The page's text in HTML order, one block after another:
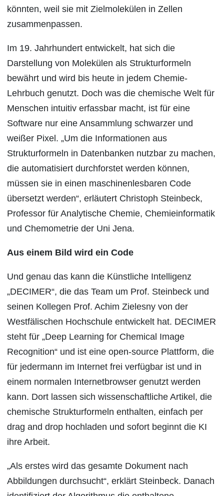
könnten, weil sie mit Zielmolekülen in Zellen
zusammenpassen.
Im 19. Jahrhundert entwickelt, hat sich die
Darstellung von Molekülen als Strukturformeln
bewährt und wird bis heute in jedem Chemie-
Lehrbuch genutzt. Doch was die chemische Welt für
Menschen intuitiv erfassbar macht, ist für eine
Software nur eine Ansammlung schwarzer und
weißer Pixel. „Um die Informationen aus
Strukturformeln in Datenbanken nutzbar zu machen,
die automatisiert durchforstet werden können,
müssen sie in einen maschinenlesbaren Code
übersetzt werden“, erläutert Christoph Steinbeck,
Professor für Analytische Chemie, Chemieinformatik
und Chemometrie der Uni Jena.
Aus einem Bild wird ein Code
Und genau das kann die Künstliche Intelligenz
„DECIMER“, die das Team um Prof. Steinbeck und
seinen Kollegen Prof. Achim Zielesny von der
Westfälischen Hochschule entwickelt hat. DECIMER
steht für „Deep Learning for Chemical Image
Recognition“ und ist eine open-source Plattform, die
für jedermann im Internet frei verfügbar ist und in
einem normalen Internetbrowser genutzt werden
kann. Dort lassen sich wissenschaftliche Artikel, die
chemische Strukturformeln enthalten, einfach per
drag and drop hochladen und sofort beginnt die KI
ihre Arbeit.
„Als erstes wird das gesamte Dokument nach
Abbildungen durchsucht“, erklärt Steinbeck. Danach